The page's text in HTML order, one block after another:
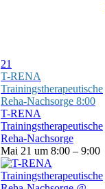
21
T-RENA
Trainingstherapeutische
Reha-Nachsorge 8:00
T-RENA
Trainingstherapeutische
Reha-Nachsorge
Mai 21 um 8:00 – 9:00